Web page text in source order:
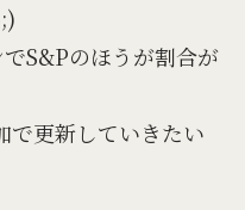
S&Pのほうが割合が
で更新していきたい